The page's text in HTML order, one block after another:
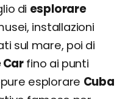
di esplorare
installazioni
sul mare, poi di
fino ai punti
esplorare Cuba